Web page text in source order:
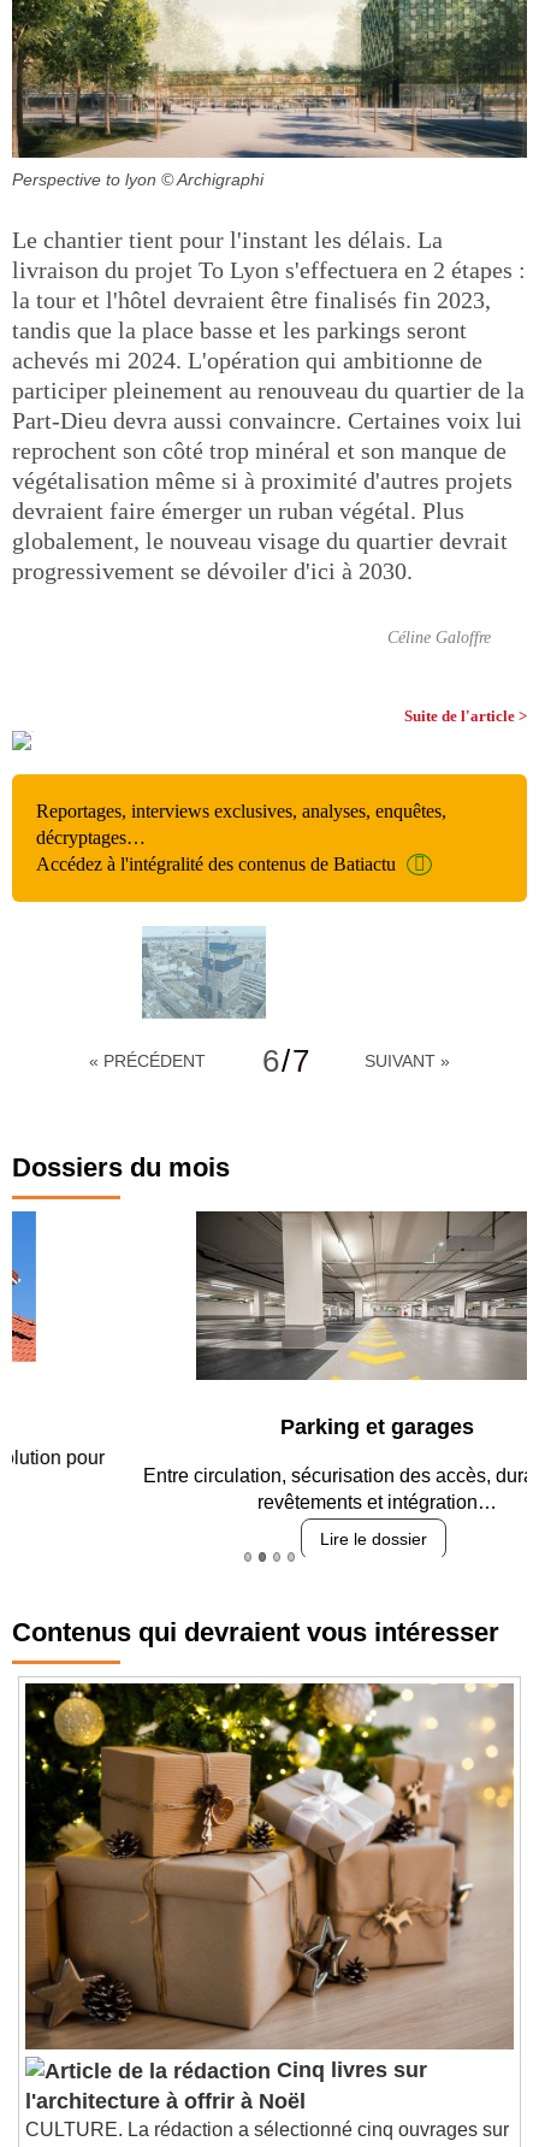
Perspective to lyon © Archigraphi
Le chantier tient pour l'instant les délais. La
livraison du projet To Lyon s'effectuera en 2 étapes :
la tour et l'hôtel devraient être finalisés fin 2023,
tandis que la place basse et les parkings seront
achevés mi 2024. L'opération qui ambitionne de
participer pleinement au renouveau du quartier de la
Part-Dieu devra aussi convaincre. Certaines voix lui
reprochent son côté trop minéral et son manque de
végétalisation même si à proximité d'autres projets
devraient faire émerger un ruban végétal. Plus
globalement, le nouveau visage du quartier devrait
progressivement se dévoiler d'ici à 2030.
Céline Galoffre
Suite de l'article >
Reportages, interviews exclusives, analyses, enquêtes,
décryptages…
Accédez à l'intégralité des contenus de Batiactu
« PRÉCÉDENT 6/7 SUIVANT »
Dossiers du mois
Parking et garages
Entre circulation, sécurisation des accès, durabilité des
revêtements et intégration…
Contenus qui devraient vous intéresser
Cinq livres sur
l'architecture à offrir à Noël